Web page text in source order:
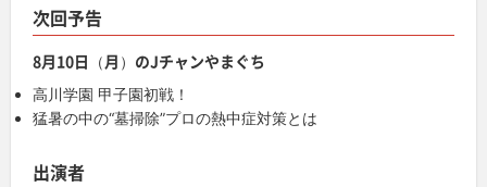
次回予告
8月10日（月）のJチャンやまぐち
高川学園 甲子園初戦！
猛暑の中の“墓掃除”プロの熱中症対策とは
出演者